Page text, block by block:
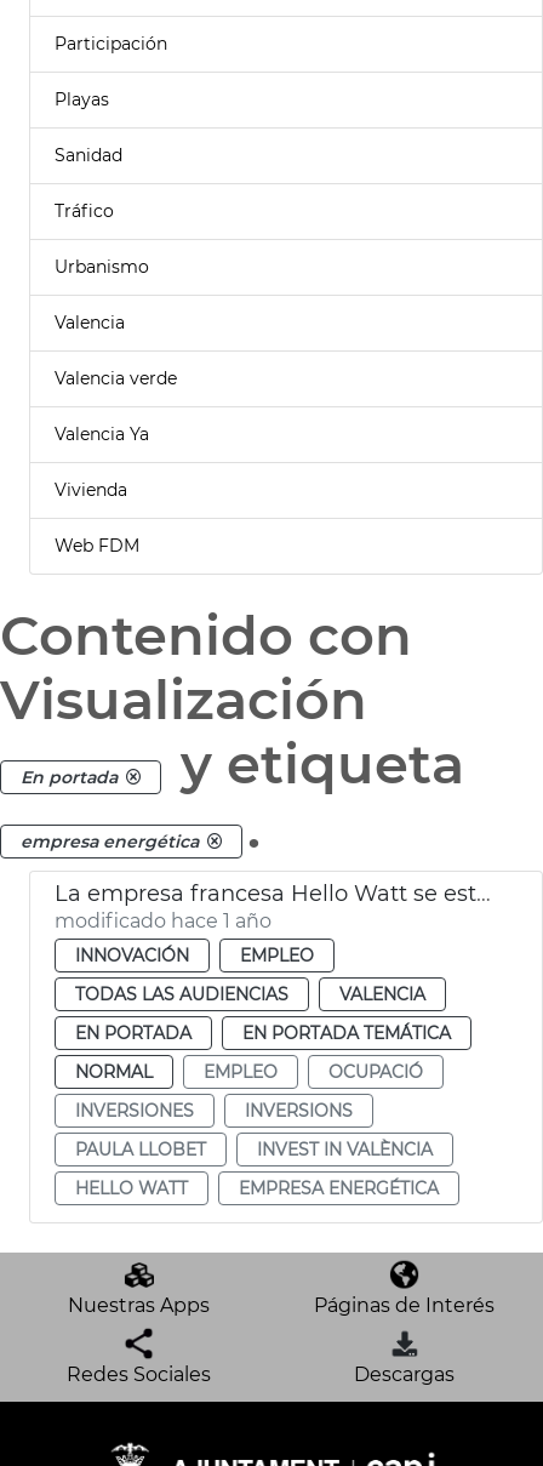
Participación
Playas
Sanidad
Tráfico
Urbanismo
Valencia
Valencia verde
Valencia Ya
Vivienda
Web FDM
Contenido con
Visualización
En portada y etiqueta
empresa energética .
La empresa francesa Hello Watt se establece en València
modificado hace 1 año
INNOVACIÓN
EMPLEO
TODAS LAS AUDIENCIAS
VALENCIA
EN PORTADA
EN PORTADA TEMÁTICA
NORMAL
EMPLEO
OCUPACIÓ
INVERSIONES
INVERSIONS
PAULA LLOBET
INVEST IN VALÈNCIA
HELLO WATT
EMPRESA ENERGÉTICA
Nuestras Apps Páginas de Interés
Redes Sociales Descargas